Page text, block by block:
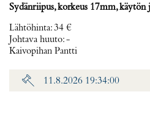
Sydänriipus, korkeus 17mm, käytön
Lähtöhinta:34 €
Johtava huuto:-
Kaivopihan Pantti
11.8.2026 19:34:00